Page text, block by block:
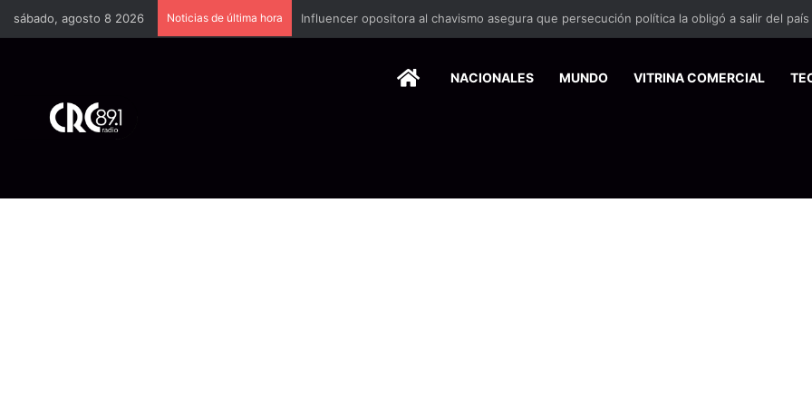
sábado, agosto 8 2026 Noticias de última hora Industria plástica se suma a la economía circular
HOMENACIONALES MUNDO VITRINA COMERCIAL